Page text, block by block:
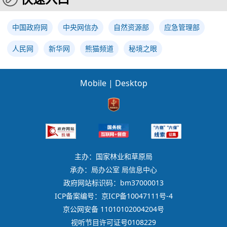
中国政府网 中央网信办 自然资源部 应急管理部
人民网 新华网 熊猫频道 秘境之眼
Mobile | Desktop
主办：国家林业和草原局
承办：局办公室 局信息中心
政府网站标识码：bm37000013
ICP备案编号：京ICP备10047111号-4
京公网安备 11010102004204号
视听节目许可证号0108229